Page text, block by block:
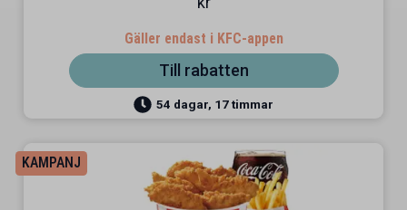
Gäller endast i KFC-appen
Till rabatten
54 dagar, 17 timmar
KAMPANJ